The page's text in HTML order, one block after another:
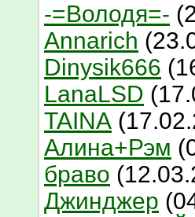
-=Володя=-
Annarich
Dinysik666
LanaLSD
TAINA
Алина+Рэм
браво
Джинджер